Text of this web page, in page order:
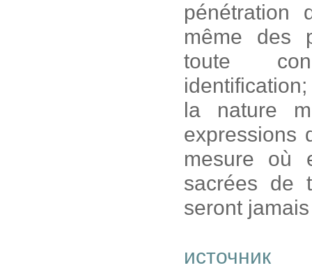
pénétration
même des
toute
la nature
expressions
mesure où
sacrées de
seront
источник